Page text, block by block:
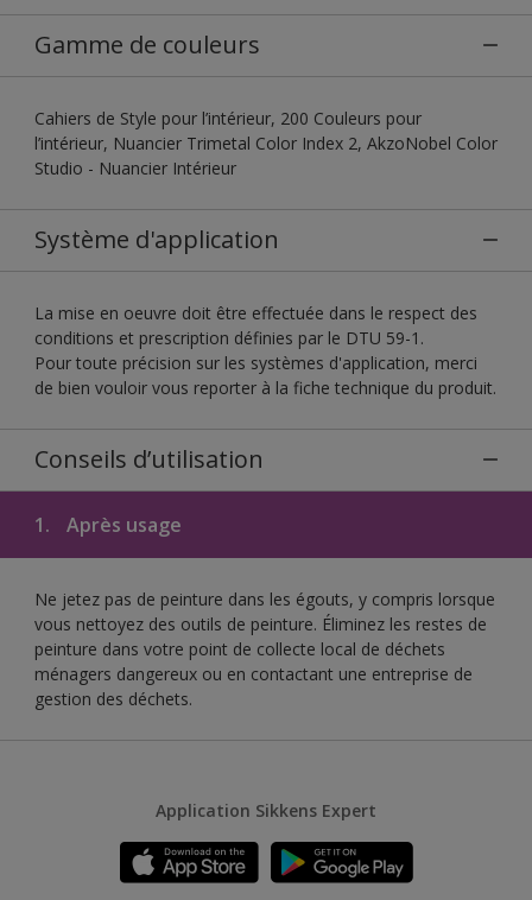
Gamme de couleurs
Cahiers de Style pour l’intérieur, 200 Couleurs pour
l’intérieur, Nuancier Trimetal Color Index 2, AkzoNobel Color
Studio - Nuancier Intérieur
Système d'application
La mise en oeuvre doit être effectuée dans le respect des
conditions et prescription définies par le DTU 59-1.
Pour toute précision sur les systèmes d'application, merci
de bien vouloir vous reporter à la fiche technique du produit.
Conseils d’utilisation
1. Après usage
Ne jetez pas de peinture dans les égouts, y compris lorsque
vous nettoyez des outils de peinture. Éliminez les restes de
peinture dans votre point de collecte local de déchets
ménagers dangereux ou en contactant une entreprise de
gestion des déchets.
Application Sikkens Expert